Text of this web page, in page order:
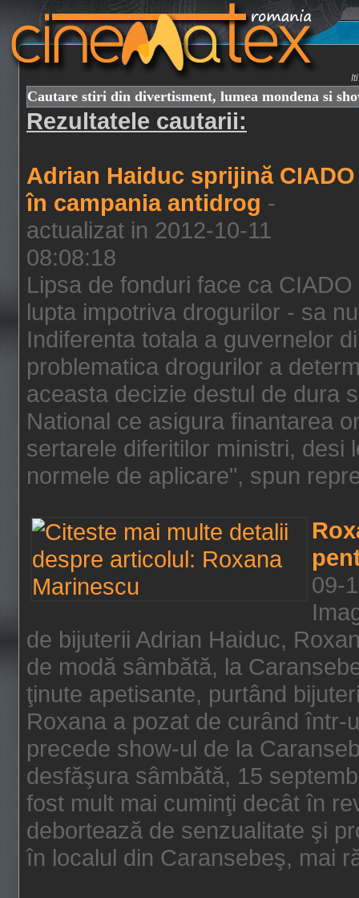
Cautare stiri din divertisment, lumea mondena si
Rezultatele cautarii:
Adrian Haiduc sprijină CIADO
în campania antidrog -
actualizat in 2012-10-11
08:08:18
Lipsa de fonduri face ca
lupta impotriva drogurilor - sa
Indiferenta totala a guvernelor
problematica drogurilor a
aceasta decizie destul de dura
National ce asigura finantarea
sertarele diferitilor ministri, desi
normele de aplicare", spun
09-
de bijuterii Adrian Haiduc,
de modă sâmbătă, la
ţinute apetisante, purtând
Roxana a pozat de curând
precede show-ul de la
desfăşura sâmbătă, 15
fost mult mai cuminţi decât în
debortează de senzualitate şi
în localul din Caransebeş, mai